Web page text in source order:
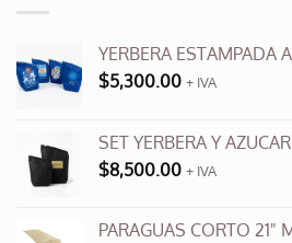
YERBERA ESTAMPADA
$5,300.00 + IVA
SET YERBERA Y
$8,500.00 + IVA
PARAGUAS CORTO 21"